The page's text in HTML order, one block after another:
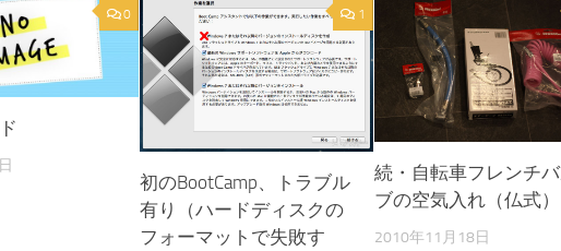
0 1
初のBootCamp、トラブル
有り（ハードディスクの
フォーマットで失敗す
続・自転車フレンチ
ブの空気入れ（仏式）
2010年11月18日